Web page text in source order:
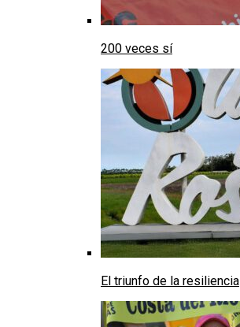
200 veces sí
El triunfo de la resiliencia